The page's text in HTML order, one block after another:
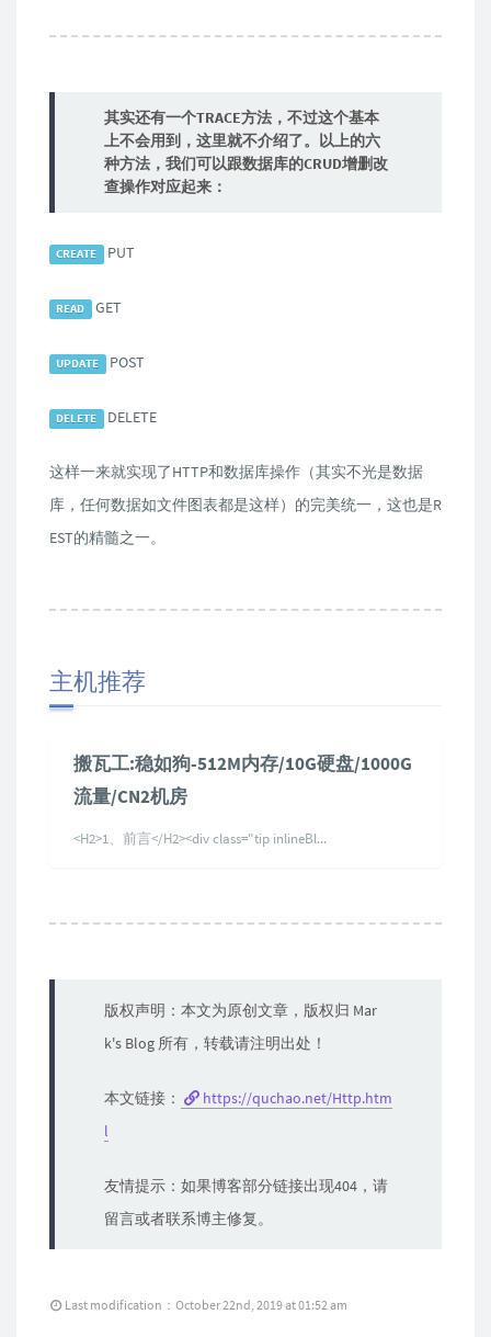
其实还有一个TRACE方法，不过这个基本
上不会用到，这里就不介绍了。以上的六
种方法，我们可以跟数据库的CRUD增删改
查操作对应起来：
CREATE PUT
READ GET
UPDATE POST
DELETE DELETE
这样一来就实现了HTTP和数据库操作（其实不光是数据
库，任何数据如文件图表都是这样）的完美统一，这也是R
EST的精髓之一。
主机推荐
搬瓦工:稳如狗-512M内存/10G硬盘/1000G
流量/CN2机房
<H2>1、前言</H2><div class="tip inlineBl...
版权声明：本文为原创文章，版权归 Mar
k's Blog 所有，转载请注明出处！
本文链接：
https://quchao.net/Http.htm
l
友情提示：如果博客部分链接出现404，请
留言或者联系博主修复。
Last modification：October 22nd, 2019 at 01:52 am